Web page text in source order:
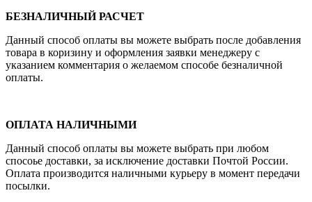
БЕЗНАЛИЧНЫЙ РАСЧЕТ
Данный способ оплаты вы можете выбрать после добавления
товара в коризину и оформления заявки менеджеру c
указанием комментария о желаемом способе безналичной
оплаты.
ОПЛАТА НАЛИЧНЫМИ
Данный способ оплаты вы можете выбрать при любом
спосоье доставки, за исключение доставки Почтой России.
Оплата производится наличными курьеру в момент передачи
посылки.